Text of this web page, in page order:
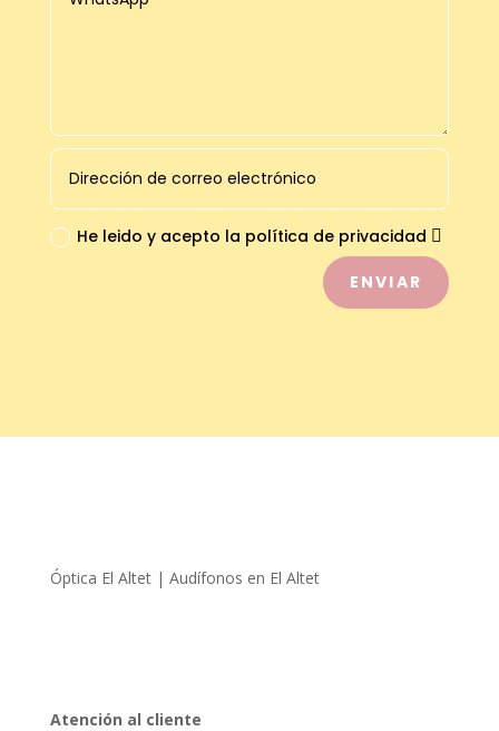
He leido y acepto la política de privacidad
ENVIAR
Óptica El Altet | Audífonos en El Altet
Atención al cliente